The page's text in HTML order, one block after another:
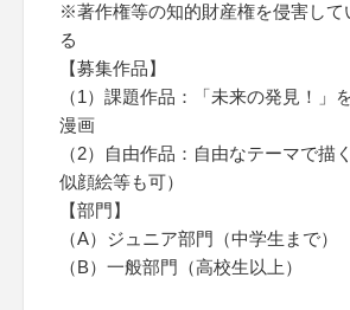
※著作権等の知的財産権を侵害して
る
【募集作品】
（1）課題作品：「未来の発見！」
漫画
（2）自由作品：自由なテーマで描
似顔絵等も可）
【部門】
（A）ジュニア部門（中学生まで）
（B）一般部門（高校生以上）